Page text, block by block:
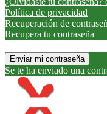
Política de privacidad
Recuperación de
Recupera tu contraseña
Se te ha enviado una